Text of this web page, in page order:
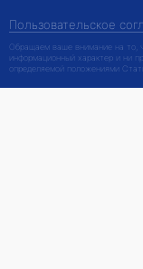
Пользовательское
Обращаем ваше внимание на то,
информационный характер и ни
определяемой положениями